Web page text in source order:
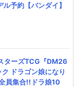
予約【バンダイ】
ターズTCG『DM26
ドラゴン娘になり
員集合!!ドラ娘10